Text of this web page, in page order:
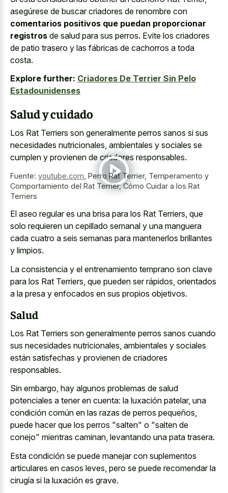
asegúrese de buscar criadores de renombre con
comentarios positivos que puedan proporcionar
registros de salud para sus perros. Evite los criadores
de patio trasero y las fábricas de cachorros a toda
costa.
Explore further: Criadores De Terrier Sin Pelo
Estadounidenses
Salud y cuidado
Los Rat Terriers son generalmente perros sanos si sus
necesidades nutricionales, ambientales y sociales se
cumplen y provienen de criadores responsables.
Fuente: youtube.com Perro Rat Terrier, Temperamento y
Comportamiento del Rat Terrier, Cómo Cuidar a los Rat
Terriers
El aseo regular es una brisa para los Rat Terriers, que
solo requieren un cepillado semanal y una manguera
cada cuatro a seis semanas para mantenerlos brillantes
y limpios.
La consistencia y el entrenamiento temprano son clave
para los Rat Terriers, que pueden ser rápidos, orientados
a la presa y enfocados en sus propios objetivos.
Salud
Los Rat Terriers son generalmente perros sanos cuando
sus necesidades nutricionales, ambientales y sociales
están satisfechas y provienen de criadores
responsables.
Sin embargo, hay algunos problemas de salud
potenciales a tener en cuenta: la luxación patelar, una
condición común en las razas de perros pequeños,
puede hacer que los perros "salten" o "salten de
conejo" mientras caminan, levantando una pata trasera.
Esta condición se puede manejar con suplementos
articulares en casos leves , pero se puede recomendar la
cirugía si la luxación es grave.